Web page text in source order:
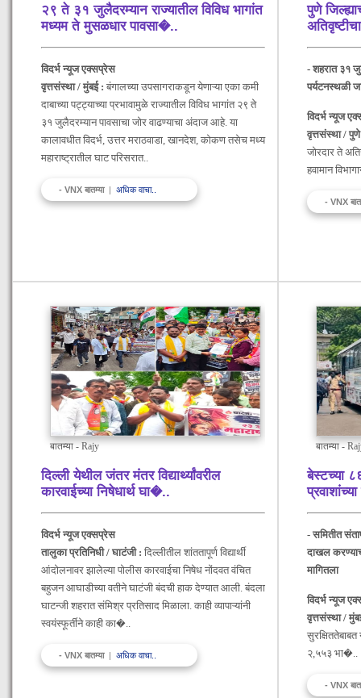
२९ ते ३१ जुलैदरम्यान राज्यातील विविध भागांत
मध्यम ते मुसळधार पावसा�..
विदर्भ न्यूज एक्सप्रेस
वृत्तसंस्था / मुंबई : बंगालच्या उपसागराकडून येणाऱ्या एका कमी
दाबाच्या पट्ट्याच्या प्रभावामुळे राज्यातील विविध भागांत २९ ते
३१ जुलैदरम्यान पावसाचा जोर वाढण्याचा अंदाज आहे. या
कालावधीत विदर्भ, उत्तर मराठवाडा, खानदेश, कोकण तसेच मध्य
महाराष्ट्रातील घाट परिसरात..
- VNX बातम्या अधिक वाचा..
पुणे
- शहरात ३१
पर्यटनस्थळी
विदर्भ न्यूज
वृत्तसंस्था /
जोरदार ते
हवामान
- VNX
बातम्या - Rajy
दिल्ली येथील जंतर मंतर विद्यार्थ्यांवरील
कारवाईच्या निषेधार्थ घा�..
विदर्भ न्यूज एक्सप्रेस
तालुका प्रतिनिधी / घाटंजी : दिल्लीतील शांततापूर्ण विद्यार्थी
आंदोलनावर झालेल्या पोलीस कारवाईचा निषेध नोंदवत वंचित
बहुजन आघाडीच्या वतीने घाटंजी बंदची हाक देण्यात आली. बंदला
घाटन्जी शहरात संमिश्र प्रतिसाद मिळाला. काही व्यापाऱ्यांनी
स्वयंस्फूर्तीने काही का�..
- VNX बातम्या अधिक वाचा..
बातम्या -
बेस्टच्या
- समितीत
दाखल
मागितला
विदर्भ न्यूज
वृत्तसंस्था /
२,५५३ भा�..
- VNX